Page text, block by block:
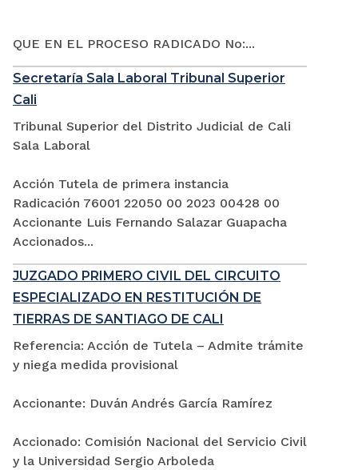
QUE EN EL PROCESO RADICADO No:...
Secretaría Sala Laboral Tribunal Superior
Cali
Tribunal Superior del Distrito Judicial de Cali
Sala Laboral
Acción Tutela de primera instancia
Radicación 76001 22050 00 2023 00428 00
Accionante Luis Fernando Salazar Guapacha
Accionados...
JUZGADO PRIMERO CIVIL DEL CIRCUITO
ESPECIALIZADO EN RESTITUCIÓN DE
TIERRAS DE SANTIAGO DE CALI
Referencia: Acción de Tutela – Admite trámite
y niega medida provisional
Accionante: Duván Andrés García Ramírez
Accionado: Comisión Nacional del Servicio Civil
y la Universidad Sergio Arboleda